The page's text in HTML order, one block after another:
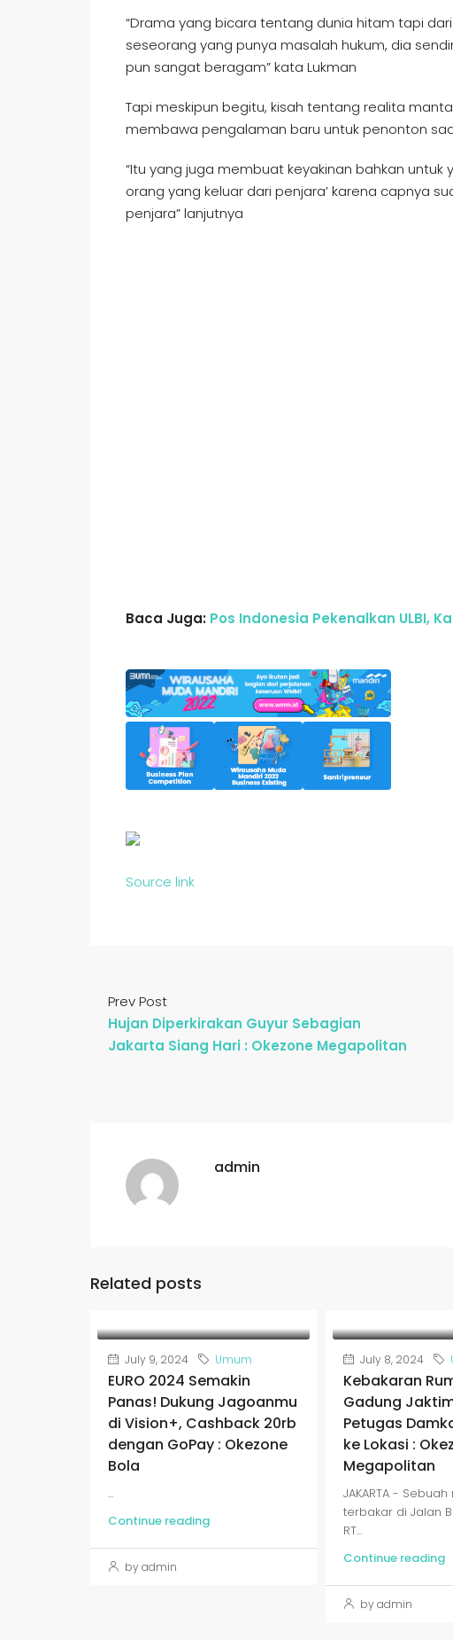
“Drama yang bicara tentang dunia hitam tapi
seseorang yang punya masalah hukum, dia
pun sangat beragam” kata Lukman
Tapi meskipun begitu, kisah tentang realita
membawa pengalaman baru untuk penonton
“Itu yang juga membuat keyakinan bahkan untuk
orang yang keluar dari penjara’ karena capnya
penjara” lanjutnya
Baca Juga: Pos Indonesia Pekenalkan ULBI,
Source link
Prev Post
Hujan Diperkirakan Guyur Sebagian
Jakarta Siang Hari : Okezone Megapolitan
admin
Related posts
July 9, 2024 Umum
EURO 2024 Semakin
Panas! Dukung Jagoanmu
di Vision+, Cashback 20rb
dengan GoPay : Okezone
Bola
...
Continue reading
by admin
July 8, 2024
Kebakaran
Gadung
Petugas
ke Lokasi :
Megapolitan
JAKARTA -
terbakar di Jalan
RT...
Continue reading
by admin